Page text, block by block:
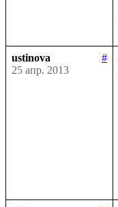
ustinova
#
25 апр. 2013